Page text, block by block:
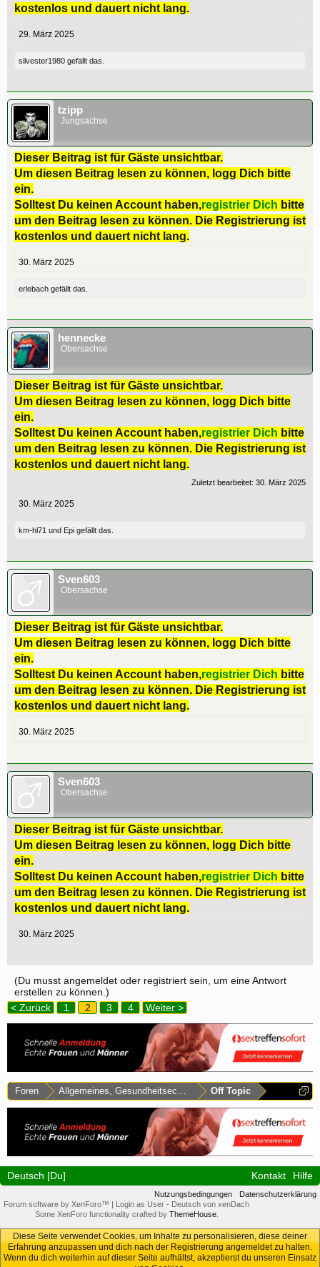
kostenlos und dauert nicht lang.
29. März 2025
silvester1980 gefällt das.
tzipp
Jungsachse
Dieser Beitrag ist für Gäste unsichtbar.
Um diesen Beitrag lesen zu können, logg Dich bitte
ein.
Solltest Du keinen Account haben,registrier Dich bitte
um den Beitrag lesen zu können. Die Registrierung ist
kostenlos und dauert nicht lang.
30. März 2025
erlebach gefällt das.
hennecke
Obersachse
Dieser Beitrag ist für Gäste unsichtbar.
Um diesen Beitrag lesen zu können, logg Dich bitte
ein.
Solltest Du keinen Account haben,registrier Dich bitte
um den Beitrag lesen zu können. Die Registrierung ist
kostenlos und dauert nicht lang.
Zuletzt bearbeitet: 30. März 2025
30. März 2025
km-hl71 und Epi gefällt das.
Sven603
Obersachse
Dieser Beitrag ist für Gäste unsichtbar.
Um diesen Beitrag lesen zu können, logg Dich bitte
ein.
Solltest Du keinen Account haben,registrier Dich bitte
um den Beitrag lesen zu können. Die Registrierung ist
kostenlos und dauert nicht lang.
30. März 2025
Sven603
Obersachse
Dieser Beitrag ist für Gäste unsichtbar.
Um diesen Beitrag lesen zu können, logg Dich bitte
ein.
Solltest Du keinen Account haben,registrier Dich bitte
um den Beitrag lesen zu können. Die Registrierung ist
kostenlos und dauert nicht lang.
30. März 2025
(Du musst angemeldet oder registriert sein, um eine Antwort
erstellen zu können.)
< Zurück
1 2 3 4 Weiter >
Foren Allgemeines, Gesundheitsecke & Umfragen
Off Topic
Deutsch [Du] Kontakt Hilfe
Nutzungsbedingungen
Datenschutzerklärung
Forum software by XenForo™ | Login as User - Deutsch von xenDach
Some XenForo functionality crafted by ThemeHouse.
Diese Seite verwendet Cookies, um Inhalte zu personalisieren, diese deiner
Erfahrung anzupassen und dich nach der Registrierung angemeldet zu halten.
Wenn du dich weiterhin auf dieser Seite aufhältst, akzeptierst du unseren Einsatz